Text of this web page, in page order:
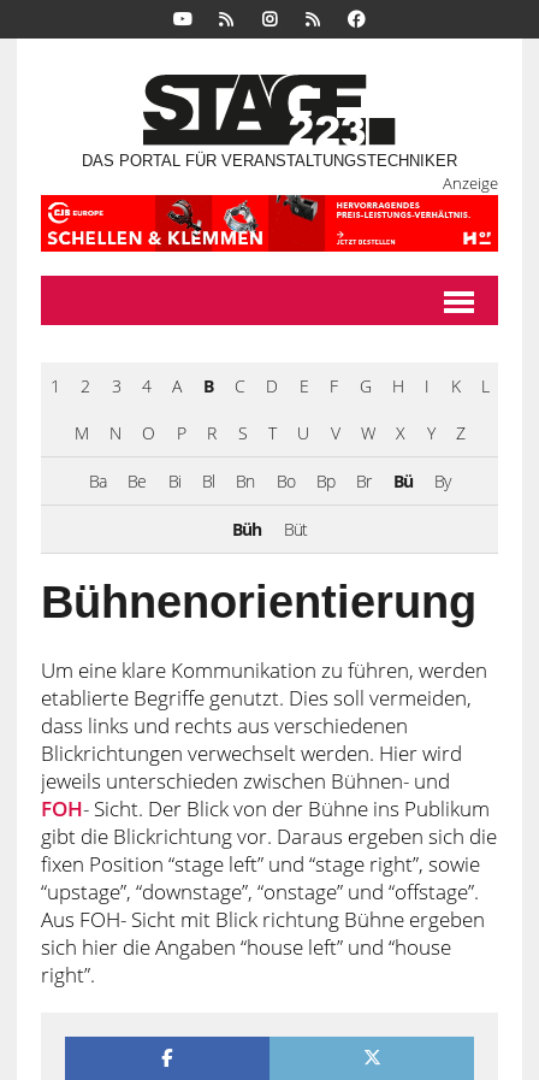
DAS PORTAL FÜR VERANSTALTUNGSTECHNIKER
Anzeige
1 2 3 4 A B C D E F G H I K L
M N O P R S T U V W X Y Z
Ba Be Bi Bl Bn Bo Bp Br Bü By
Büh Büt
Bühnenorientierung
Um eine klare Kommunikation zu führen, werden
etablierte Begriffe genutzt. Dies soll vermeiden,
dass links und rechts aus verschiedenen
Blickrichtungen verwechselt werden. Hier wird
jeweils unterschieden zwischen Bühnen- und
FOH- Sicht. Der Blick von der Bühne ins Publikum
gibt die Blickrichtung vor. Daraus ergeben sich die
fixen Position “stage left” und “stage right”, sowie
“upstage”, “downstage”, “onstage” und “offstage”.
Aus FOH- Sicht mit Blick richtung Bühne ergeben
sich hier die Angaben “house left” und “house
right”.